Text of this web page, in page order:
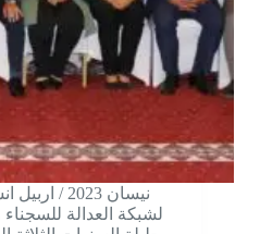
لشبكة العدالة